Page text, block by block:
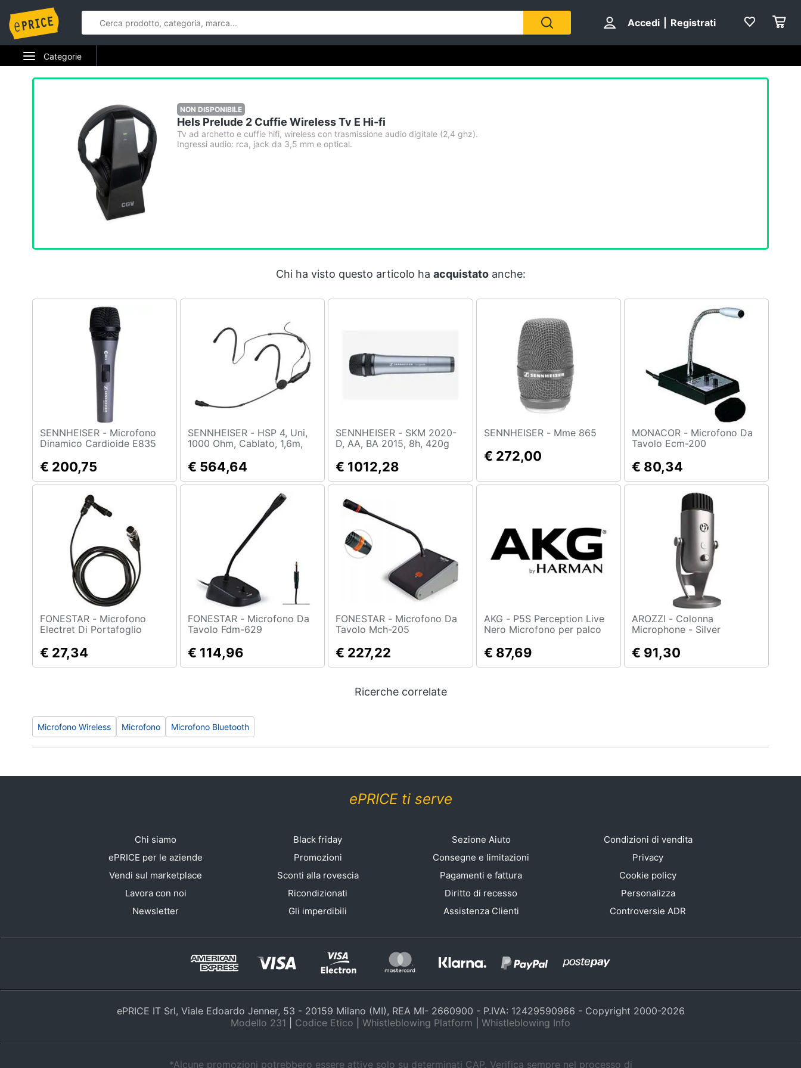
Accedi Registrati
Categorie
Elettrodomestici
Telefonia
Tv e Home Cinema
Smart home
Brico e Giardinaggio
Salute e igiene
Prima infanzia
Casalinghi
Abbigliamento
Animali
Libri, cd e dvd
Promozioni
NON DISPONIBILE
Hels Prelude 2 Cuffie Wireless Tv E Hi-fi
Tv ad archetto e cuffie hifi, wireless con trasmissione audio digitale (2,4 ghz).
Ingressi audio: rca, jack da 3,5 mm e optical.
Chi ha visto questo articolo ha acquistatoanche:
SENNHEISER - Microfono
Dinamico Cardioide E835
€ 200,75
SENNHEISER - HSP 4, Uni,
1000 Ohm, Cablato, 1,6m,
€ 564,64
SENNHEISER - SKM 2020-
D, AA, BA 2015, 8h, 420g
€ 1012,28
SENNHEISER - Mme 865
€ 272,00
MONACOR - Microfono Da
Tavolo Ecm-200
€ 80,34
FONESTAR - Microfono
Electret Di Portafoglio
€ 27,34
FONESTAR - Microfono Da
Tavolo Fdm-629
€ 114,96
FONESTAR - Microfono Da
Tavolo Mch-205
€ 227,22
AKG - P5S Perception Live
Nero Microfono per palco
€ 87,69
AROZZI - Colonna
Microphone - Silver
€ 91,30
Ricerche correlate
Microfono Wireless Microfono Microfono Bluetooth
ePRICE ti serve
Chi siamo
ePRICE per le aziende
Vendi sul marketplace
Lavora con noi
Newsletter
Black friday
Promozioni
Sconti alla rovescia
Ricondizionati
Gli imperdibili
Sezione Aiuto
Consegne e limitazioni
Pagamenti e fattura
Diritto di recesso
Assistenza Clienti
Condizioni di vendita
Privacy
Cookie policy
Personalizza
Controversie ADR
ePRICE IT Srl, Viale Edoardo Jenner, 53 - 20159 Milano (MI), REA MI- 2660900 - P.IVA: 12429590966 - Copyright 2000-2026
Modello 231
Codice Etico Whistleblowing Platform Whistleblowing Info
*Alcune promozioni potrebbero essere attive solo su determinati CAP. Verifica sempre nel processo di